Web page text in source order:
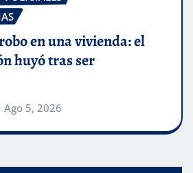
en una vivienda: el
huyó tras ser
Ago 5, 2026